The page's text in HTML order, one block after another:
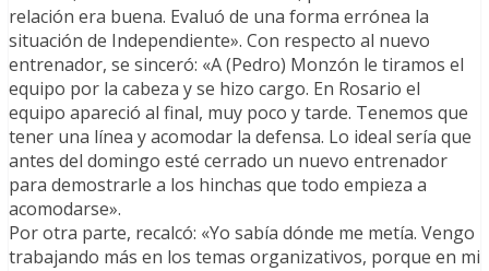
relación era buena. Evaluó de una forma errónea la
situación de Independiente». Con respecto al nuevo
entrenador, se sinceró: «A (Pedro) Monzón le tiramos el
equipo por la cabeza y se hizo cargo. En Rosario el
equipo apareció al final, muy poco y tarde. Tenemos que
tener una línea y acomodar la defensa. Lo ideal sería que
antes del domingo esté cerrado un nuevo entrenador
para demostrarle a los hinchas que todo empieza a
acomodarse».
Por otra parte, recalcó: «Yo sabía dónde me metía. Vengo
trabajando más en los temas organizativos, porque en mi